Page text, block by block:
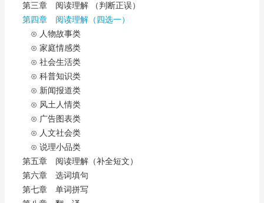
第三章 阅读理解 （判断正误）
第四章 阅读理解（四选一）
⊙ 人物故事类
⊙ 家庭情感类
⊙ 社会生活类
⊙ 科普知识类
⊙ 新闻报道类
⊙ 风土人情类
⊙ 广告图表类
⊙ 人文社会类
⊙ 说理小品类
第五章 阅读理解（补全短文）
第六章 选词填句
第七章 单词拼写